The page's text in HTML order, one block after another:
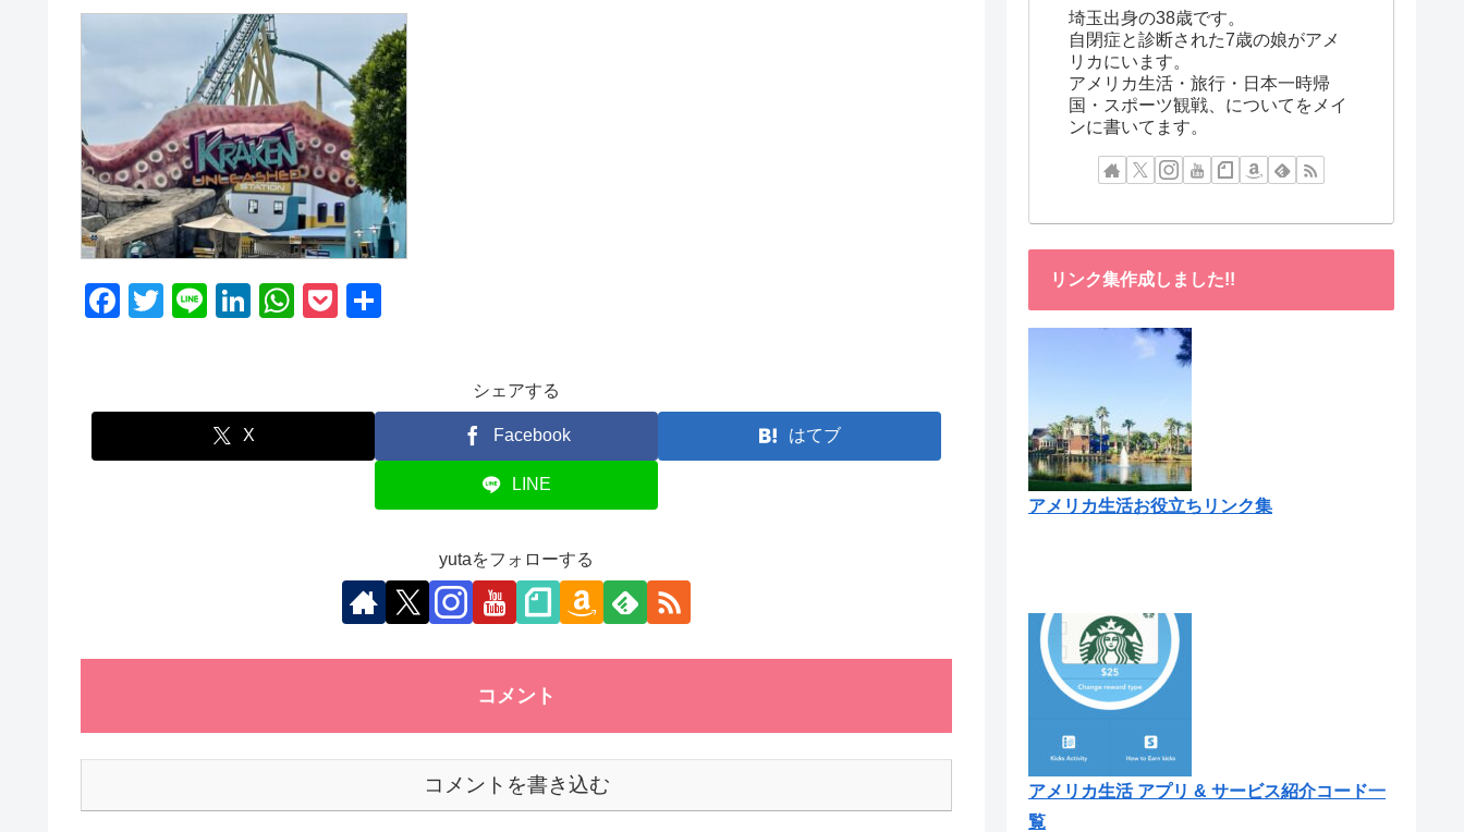
F
e
T
er
Li
Li
e
dI
W
s
P
et
シェアする
X Facebook はてブ
LINE
yutaをフォローする
コメント
コメントを書き込む
埼玉出身の38歳です。
自閉症と診断された7歳の娘がアメ
リカにいます。
アメリカ生活・旅行・日本一時帰
国・スポーツ観戦、についてをメイ
ンに書いてます。
リンク集作成しました!!
アメリカ生活お役立ちリンク集
アメリカ生活 アプリ & サービス紹介コード一
覧